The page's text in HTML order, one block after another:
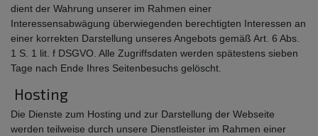
dient der Wahrung unserer im Rahmen einer
Interessensabwägung überwiegenden berechtigten Interessen an
einer korrekten Darstellung unseres Angebots gemäß Art. 6 Abs.
1 S. 1 lit. f DSGVO. Alle Zugriffsdaten werden spätestens sieben
Tage nach Ende Ihres Seitenbesuchs gelöscht.
Hosting
Die Dienste zum Hosting und zur Darstellung der Webseite
werden teilweise durch unsere Dienstleister im Rahmen einer